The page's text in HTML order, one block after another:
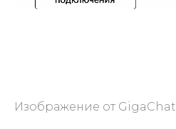
Изображение от GigaChat